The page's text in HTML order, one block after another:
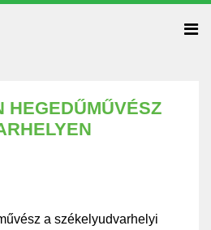
HEGEDŰMŰVÉSZ
a székelyudvarhelyi